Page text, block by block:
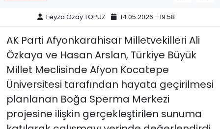
Feyza Özay TOPUZ 14.05.2026 - 19:58
AK Parti Afyonkarahisar Milletvekilleri Ali
Özkaya ve Hasan Arslan, Türkiye Büyük
Millet Meclisinde Afyon Kocatepe
Üniversitesi tarafından hayata geçirilmesi
planlanan Boğa Sperma Merkezi
projesine ilişkin gerçekleştirilen sunuma